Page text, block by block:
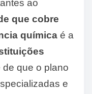
ao
que cobre
química é a
que o plano
e